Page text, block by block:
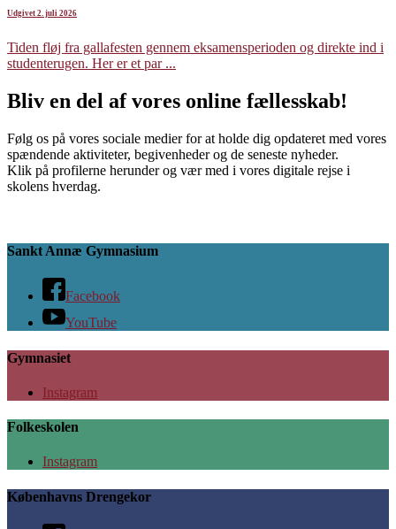
Udgivet 2. juli 2026
Tiden fløj fra gallafesten gennem eksamensperioden og direkte ind i
studenterugen. Her er et par ...
Bliv en del af vores online fællesskab!
Følg os på vores sociale medier for at holde dig opdateret med vores
spændende aktiviteter, begivenheder og de seneste nyheder.
Klik på profilerne herunder og vær med i vores digitale rejse i
skolens hverdag.
Sankt Annæ Gymnasium
Facebook
YouTube
Gymnasiet
Instagram
Folkeskolen
Instagram
Københavns Drengekor